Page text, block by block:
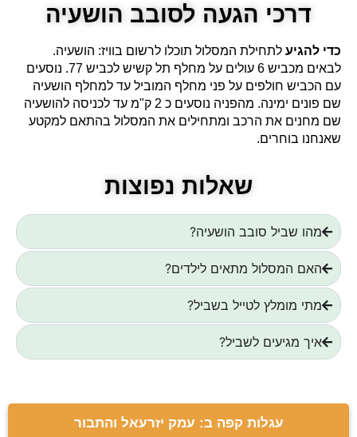
דרכי הגעה לסובב הושעיה
כדי להגיע לתחילת המסלול תוכלו לרשום בוויז: הושעיה.
לבאים מכביש 6 עולים על מחלף תל קשיש לכביש 77. נוסעים
עם הכביש חולפים על פני מחלף המוביל עד למחלף הושעיה
שם פונים ימינה. מהפניה נוסעים כ 2 ק"מ עד לכניסה להושעיה
שם מחנים את הרכב ומתחילים את המסלול בהתאם למקטע
שאנחנו בוחרים.
שאלות נפוצות
מהו שביל סובב הושעיה?
האם המסלול מתאים לילדים?
מתי מומלץ לטייל בשביל?
איך מגיעים לשביל?
עגלות קפה ב: עמק יזרעאל והתבור